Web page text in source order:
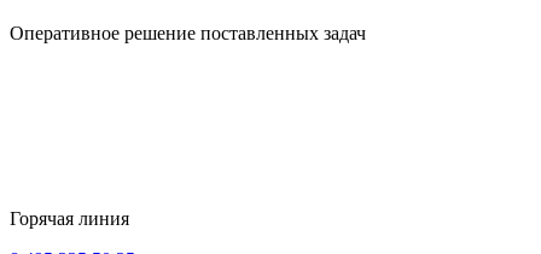
Оперативное решение поставленных задач
Горячая линия